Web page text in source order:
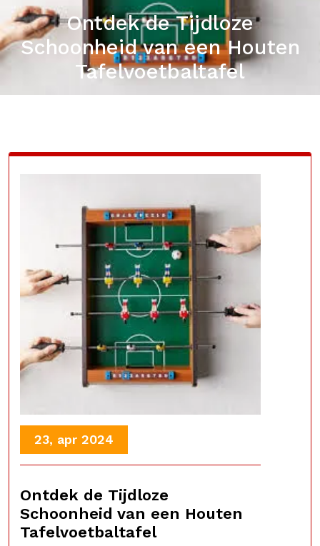
Ontdek de Tijdloze
Schoonheid van een Houten
Tafelvoetbaltafel
23, apr 2024
Ontdek de Tijdloze
Schoonheid van een Houten
Tafelvoetbaltafel